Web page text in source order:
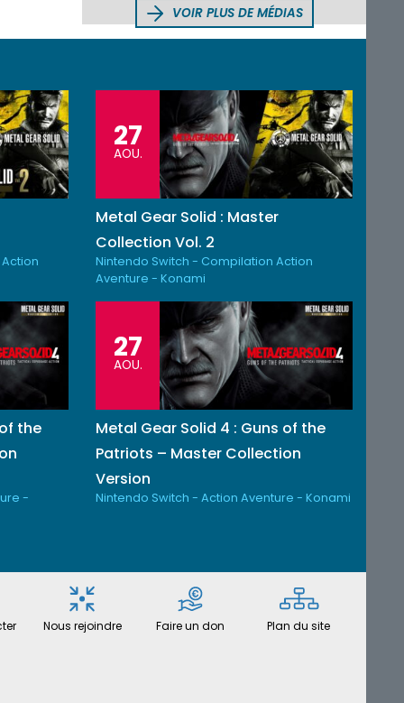
VOIR PLUS DE MÉDIAS
27
AOU.
Metal Gear Solid : Master
Collection Vol. 2
Nintendo Switch - Compilation Action
Aventure - Konami
the
-
27
AOU.
Metal Gear Solid 4 : Guns of the
Patriots – Master Collection
Version
Nintendo Switch - Action Aventure - Konami
Nous rejoindre Faire un don Plan du site